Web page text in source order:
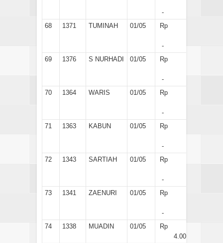
-
68
1371 TUMINAH 01/05 Rp
-
69
1376 S NURHADI 01/05 Rp
-
70
1364 WARIS 01/05 Rp
-
71
1363 KABUN 01/05 Rp
-
72
1343 SARTIAH 01/05 Rp
-
73
1341 ZAENURI 01/05 Rp
-
74
1338 MUADIN 01/05
Rp
4.000